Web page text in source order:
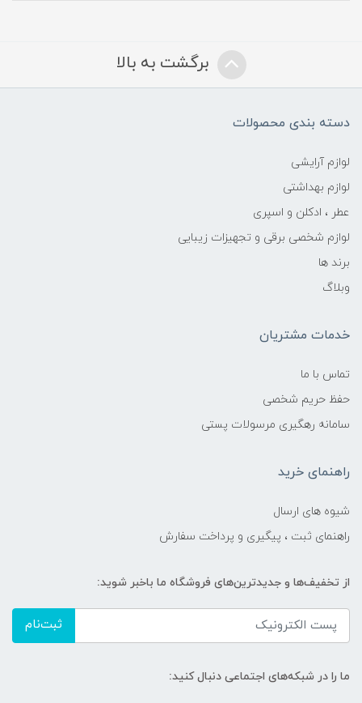
برگشت به بالا
دسته بندی محصولات
لوازم آرایشی
لوازم بهداشتی
عطر ، ادکلن و اسپری
لوازم شخصی برقی و تجهیزات زیبایی
برند ها
وبلاگ
خدمات مشتریان
تماس با ما
حفظ حریم شخصی
سامانه رهگیری مرسولات پستی
راهنمای خرید
شیوه های ارسال
راهنمای ثبت ، پیگیری و پرداخت سفارش
از تخفیف‌ها و جدیدترین‌های فروشگاه ما باخبر شوید:
ثبت‌نام
ما را در شبکه‌های اجتماعی دنبال کنید: